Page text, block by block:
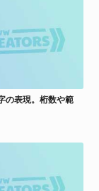
の表現。桁数や範